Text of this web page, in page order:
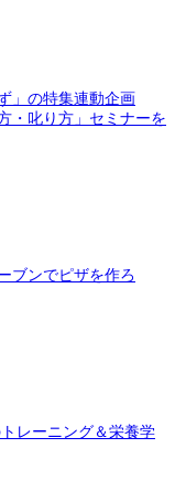
」の特集連動企画
・叱り方」セミナーを
ブンでピザを作ろ
レーニング＆栄養学